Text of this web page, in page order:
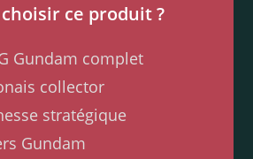
ce produit ?
Gundam complet
collector
stratégique
Gundam